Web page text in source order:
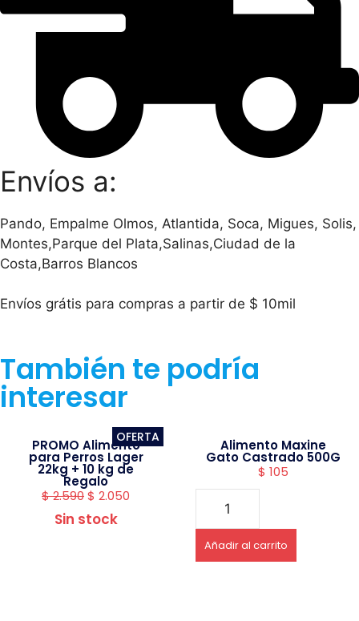
Envíos a:
Pando, Empalme Olmos, Atlantida, Soca, Migues, Solis,
Montes,Parque del Plata,Salinas,Ciudad de la
Costa,Barros Blancos
Envíos grátis para compras a partir de $ 10mil
También te podría
interesar
OFERTA
PROMO Alimento
para Perros Lager
22kg + 10 kg de
Regalo
$2.590$ 2.050
Sin stock
Alimento Maxine
Gato Castrado 500G
$ 105
Añadir al carrito